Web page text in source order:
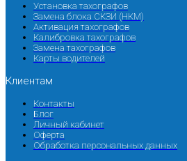
Установка тахографов
Замена блока СКЗИ (НКМ)
Активация тахографов
Калибровка тахографов
Замена тахографов
Карты водителей
Клиентам
Контакты
Блог
Личный кабинет
Оферта
Обработка персональных данных